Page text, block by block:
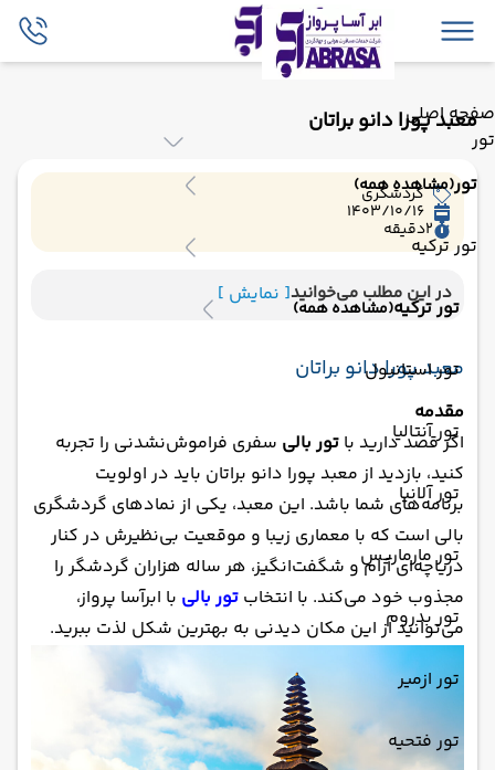
صفحه اصلی
تور
تور(مشاهده همه)
تور ترکیه
تور ترکیه(مشاهده همه)
تور استانبول
تور آنتالیا
تور آلانیا
تور مارماریس
تور بدروم
تور ازمیر
تور فتحیه
معبد پورا دانو براتان
گردشگری
1403/10/16
2دقیقه
در این مطلب می‌خوانید[ نمایش ]
معبد پورا دانو براتان
مقدمه
اگر قصد دارید با تور بالی سفری فراموش‌نشدنی را تجربه
کنید، بازدید از معبد پورا دانو براتان باید در اولویت
برنامه‌های شما باشد. این معبد، یکی از نمادهای گردشگری
بالی است که با معماری زیبا و موقعیت بی‌نظیرش در کنار
دریاچه‌ای آرام و شگفت‌انگیز، هر ساله هزاران گردشگر را
مجذوب خود می‌کند. با انتخاب تور بالی با ابرآسا پرواز،
می‌توانید از این مکان دیدنی به بهترین شکل لذت ببرید.